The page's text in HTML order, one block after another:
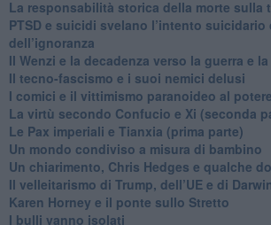
La responsabilità storica della morte sulla
PTSD e suicidi svelano l’intento suicidario
dell’ignoranza
Il Wenzi e la decadenza verso la guerra e
​Il tecno-fascismo e i suoi nemici delusi
​I comici e il vittimismo paranoideo al potere
​La virtù secondo Confucio e Xi (seconda
Le Pax imperiali e Tianxia (prima parte)
Un mondo condiviso a misura di bambino
​Un chiarimento, Chris Hedges e qualche
Il velleitarismo di Trump, dell’UE e di
​Karen Horney e il ponte sullo Stretto
​I bulli vanno isolati